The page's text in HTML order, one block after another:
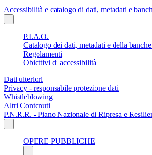
Accessibilità e catalogo di dati, metadati e
P.I.A.O.
Catalogo dei dati, metadati e della
Regolamenti
Obiettivi di accessibilità
Dati ulteriori
Privacy - responsabile protezione dati
Whistleblowing
Altri Contenuti
P.N.R.R. - Piano Nazionale di Ripresa e
OPERE PUBBLICHE